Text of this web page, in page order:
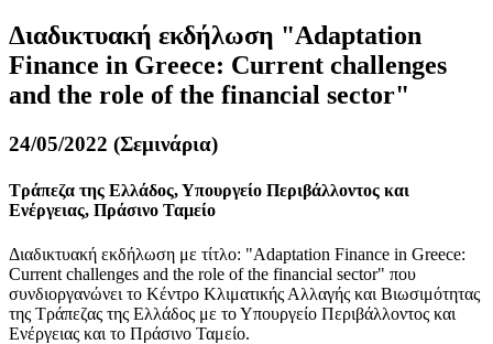
Διαδικτυακή εκδήλωση "Adaptation
Finance in Greece: Current challenges
and the role of the financial sector"
24/05/2022 (Σεμινάρια)
Τράπεζα της Ελλάδος, Υπουργείο Περιβάλλοντος και
Ενέργειας, Πράσινο Ταμείο
Διαδικτυακή εκδήλωση με τίτλο: "Adaptation Finance in Greece:
Current challenges and the role of the financial sector" που
συνδιοργανώνει το Κέντρο Κλιματικής Αλλαγής και Βιωσιμότητας
της Τράπεζας της Ελλάδος με το Υπουργείο Περιβάλλοντος και
Ενέργειας και το Πράσινο Ταμείο.